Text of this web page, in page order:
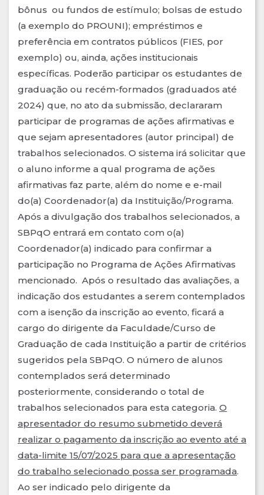
bônus ou fundos de estímulo; bolsas de estudo
(a exemplo do PROUNI); empréstimos e
preferência em contratos públicos (FIES, por
exemplo) ou, ainda, ações institucionais
específicas. Poderão participar os estudantes de
graduação ou recém-formados (graduados até
2024) que, no ato da submissão, declararam
participar de programas de ações afirmativas e
que sejam apresentadores (autor principal) de
trabalhos selecionados. O sistema irá solicitar que
o aluno informe a qual programa de ações
afirmativas faz parte, além do nome e e-mail
do(a) Coordenador(a) da Instituição/Programa.
Após a divulgação dos trabalhos selecionados, a
SBPqO entrará em contato com o(a)
Coordenador(a) indicado para confirmar a
participação no Programa de Ações Afirmativas
mencionado. Após o resultado das avaliações, a
indicação dos estudantes a serem contemplados
com a isenção da inscrição ao evento, ficará a
cargo do dirigente da Faculdade/Curso de
Graduação de cada Instituição a partir de critérios
sugeridos pela SBPqO. O número de alunos
contemplados será determinado
posteriormente, considerando o total de
trabalhos selecionados para esta categoria. O
apresentador do resumo submetido deverá
realizar o pagamento da inscrição ao evento até a
data-limite 15/07/2025 para que a apresentação
do trabalho selecionado possa ser programada.
Ao ser indicado pelo dirigente da